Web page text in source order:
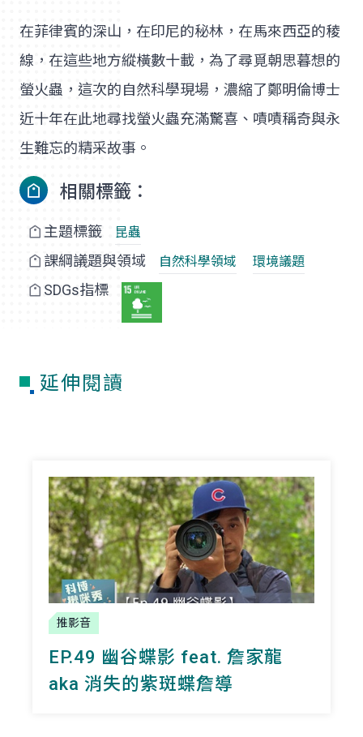
在菲律賓的深山，在印尼的秘林，在馬來西亞的稜
線，在這些地方縱橫數十載，為了尋覓朝思暮想的
螢火蟲，這次的自然科學現場，濃縮了鄭明倫博士
近十年在此地尋找螢火蟲充滿驚喜、嘖嘖稱奇與永
生難忘的精采故事。
相關標籤：
主題標籤 昆蟲
課綱議題與領域 自然科學領域 環境議題
SDGs指標
延伸閱讀
推影音
EP.49 幽谷蝶影 feat. 詹家龍
aka 消失的紫斑蝶詹導